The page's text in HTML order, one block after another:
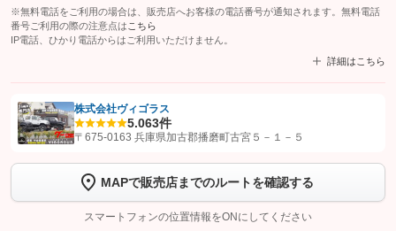
※無料電話をご利用の場合は、販売店へお客様の電話番号が通知されます。無料電話
番号ご利用の際の注意点は こちら
IP電話、ひかり電話からはご利用いただけません。
詳細はこちら
【STEP1】認証画面でグーネットを友だち追加してから「許可する」ボタンを押
トーク画面で
ボタンをタップして問い合わせを
完了してください。
株式会社ヴィゴラス
5.063件
〒675-0163 兵庫県加古郡播磨町古宮５－１－５
MAPで販売店までのルートを確認する
スマートフォンの位置情報をONにしてください